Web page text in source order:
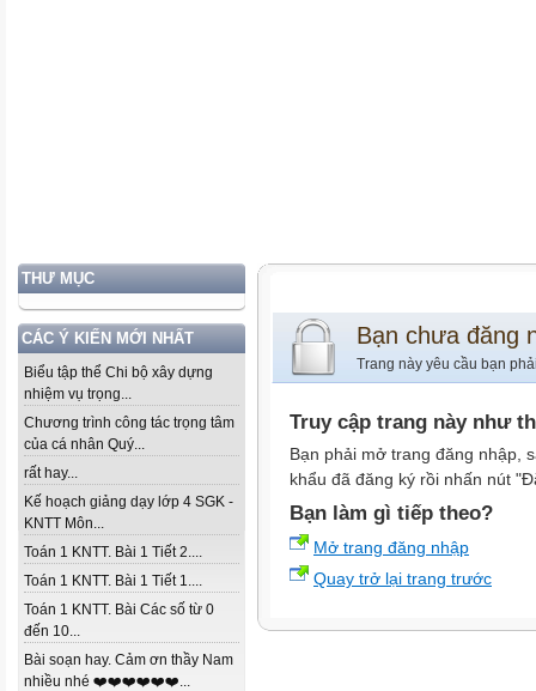
THƯ MỤC
CÁC Ý KIẾN MỚI NHẤT
Biểu tập thể Chi bộ xây dựng
nhiệm vụ trọng...
Chương trình công tác trọng tâm
của cá nhân Quý...
rất hay...
Kế hoạch giảng dạy lớp 4 SGK -
KNTT Môn...
Toán 1 KNTT. Bài 1 Tiết 2....
Toán 1 KNTT. Bài 1 Tiết 1....
Toán 1 KNTT. Bài Các số từ 0
đến 10...
Bài soạn hay. Cảm ơn thầy Nam
nhiều nhé ❤️❤️❤️❤️❤️❤️...
Bạn chưa đăng
Trang này yêu cầu bạn
Truy cập trang này như
Bạn phải mở trang đăng nhập,
khẩu đã đăng ký rồi nhấn nút
Bạn làm gì tiếp theo?
Mở trang đăng nhập
Quay trở lại trang trước